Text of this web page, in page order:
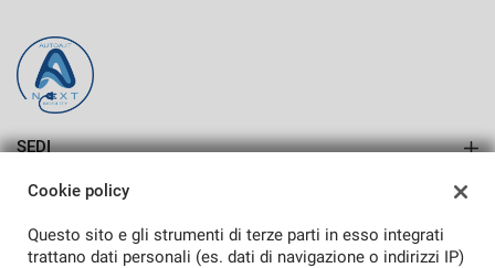
SEDI
SASSARI
Azienda
Cookie policy
Questo sito e gli strumenti di terze parti in esso integrati
trattano dati personali (es. dati di navigazione o indirizzi IP)
cookie
policy
Salva
impostazioni